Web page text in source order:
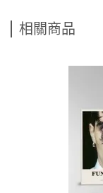
相關商品